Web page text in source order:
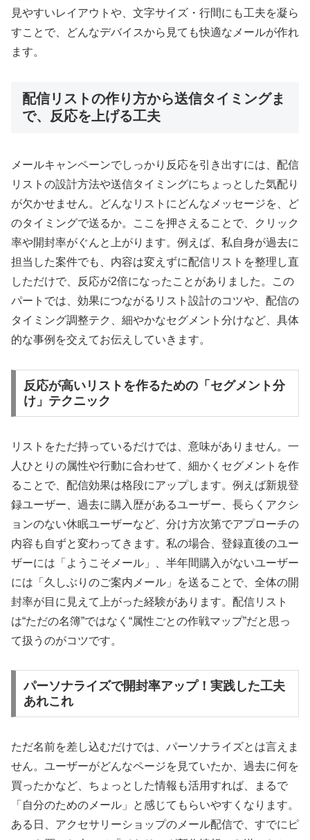
見やすいレイアウトや、文字サイズ・行間にも工夫を凝ら
すことで、どんなデバイスから見ても快適なメールが作れ
ます。
配信リストの作り方から送信タイミングま
で、反応を上げる工夫
メールキャンペーンでしっかり反応を引き出すには、配信
リストの設計方法や送信タイミングにちょっとした気配り
が欠かせません。どんなリストにどんなメッセージを、ど
のタイミングで送るか。ここを押さえることで、クリック
率や開封率がぐんと上がります。例えば、私自身が過去に
担当した案件でも、内容は変えずに配信リストを整理し直
しただけで、反応が2倍になったことがありました。この
パートでは、効果につながるリスト設計のコツや、配信の
タイミング調整テク、細やかなセグメント分けなど、具体
的な事例を交えてお伝えしていきます。
反応が高いリストを作るための「セグメント分
け」テクニック
リストをただ持っているだけでは、意味がありません。一
人ひとりの属性や行動に合わせて、細かくセグメントを作
ることで、配信効果は格段にアップします。例えば新規登
録ユーザー、過去に購入歴があるユーザー、長らくアクシ
ョンのない休眠ユーザーなど、分け方次第でアプローチの
内容も自ずと変わってきます。私の場合、登録直後のユー
ザーには「ようこそメール」、半年間購入がないユーザー
には「久しぶりのご案内メール」を送ることで、全体の開
封率が目に見えて上がった経験があります。配信リスト
は“ただの名簿”ではなく“属性ごとの作戦マップ”だと思っ
て扱うのがコツです。
パーソナライズで開封率アップ！実践した工夫
あれこれ
ただ名前を差し込むだけでは、パーソナライズとは言えま
せん。ユーザーがどんなページを見ていたか、過去に何を
買ったかなど、ちょっとした情報も活用すれば、まるで
「自分のためのメール」と感じてもらいやすくなります。
ある日、アクセサリーショップのメール配信で、すでにピ